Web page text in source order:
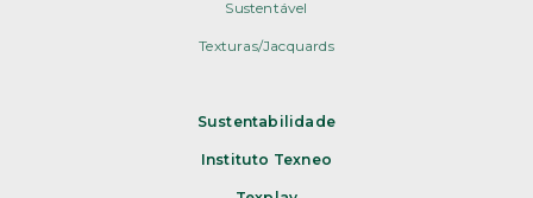
Sustentável
Texturas/Jacquards
Sustentabilidade
Instituto Texneo